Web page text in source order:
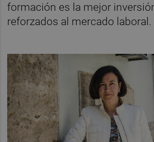
formación es la mejor
reforzados al mercado laboral.